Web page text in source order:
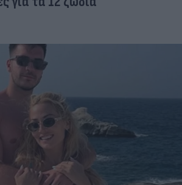
για τα 12 ζώδια